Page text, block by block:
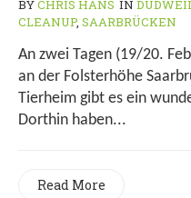
BYCHRIS HANS IN
CLEANUP, SAARBRÜCKEN
An zwei Tagen (19/20.
an der Folsterhöhe
Tierheim gibt es ein
Dorthin haben...
Read More